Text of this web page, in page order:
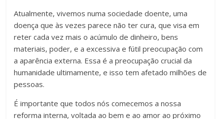
Atualmente, vivemos numa sociedade doente, uma
doença que às vezes parece não ter cura, que visa em
reter cada vez mais o acúmulo de dinheiro, bens
materiais, poder, e a excessiva e fútil preocupação com
a aparência externa. Essa é a preocupação crucial da
humanidade ultimamente, e isso tem afetado milhões de
pessoas.
É importante que todos nós comecemos a nossa
reforma interna, voltada ao bem e ao amor ao próximo